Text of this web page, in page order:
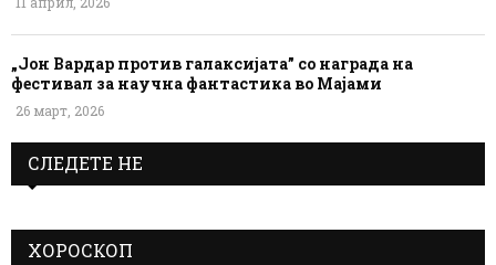
„Јон Вардар против галаксијата” со награда на
фестивал за научна фантастика во Мајами
26 март, 2026
СЛЕДЕТЕ НЕ
ХОРОСКОП